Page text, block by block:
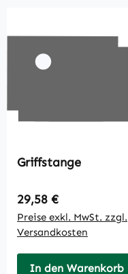
Griffstange
Regulärer Preis:
29,58 €
Preise exkl. MwSt. zzgl.
Versandkosten
In den Warenkorb